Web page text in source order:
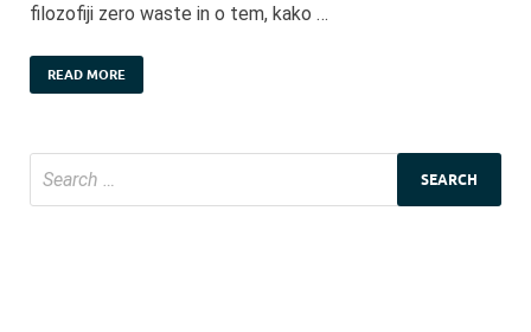
filozofiji zero waste in o tem, kako …
READ MORE